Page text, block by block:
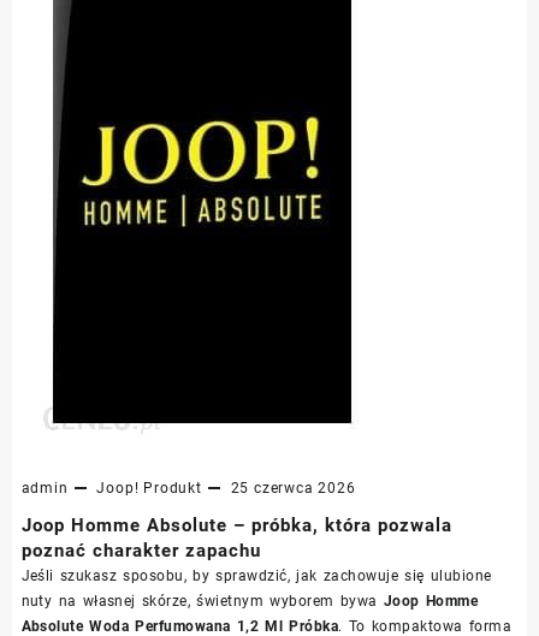
admin Joop! Produkt 25 czerwca 2026
Joop Homme Absolute – próbka, która pozwala
poznać charakter zapachu
Jeśli szukasz sposobu, by sprawdzić, jak zachowuje się ulubione
nuty na własnej skórze, świetnym wyborem bywa Joop Homme
Absolute Woda Perfumowana 1,2 Ml Próbka. To kompaktowa forma